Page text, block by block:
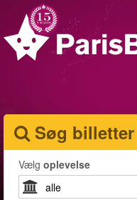
Søg billetter
Vælg oplevelse